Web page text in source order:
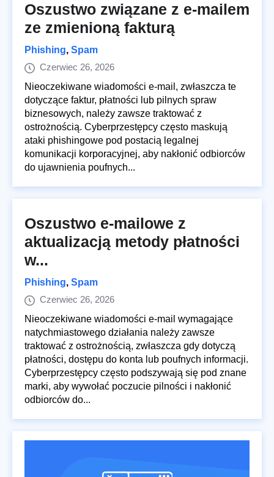
Oszustwo związane z e-mailem
ze zmienioną fakturą
Phishing, Spam
Czerwiec 26, 2026
Nieoczekiwane wiadomości e-mail, zwłaszcza te
dotyczące faktur, płatności lub pilnych spraw
biznesowych, należy zawsze traktować z
ostrożnością. Cyberprzestępcy często maskują
ataki phishingowe pod postacią legalnej
komunikacji korporacyjnej, aby nakłonić odbiorców
do ujawnienia poufnych...
Oszustwo e-mailowe z
aktualizacją metody płatności
w...
Phishing, Spam
Czerwiec 26, 2026
Nieoczekiwane wiadomości e-mail wymagające
natychmiastowego działania należy zawsze
traktować z ostrożnością, zwłaszcza gdy dotyczą
płatności, dostępu do konta lub poufnych informacji.
Cyberprzestępcy często podszywają się pod znane
marki, aby wywołać poczucie pilności i nakłonić
odbiorców do...